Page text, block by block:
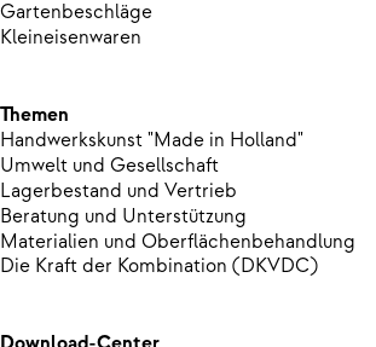
Gartenbeschläge
Kleineisenwaren
Themen
Handwerkskunst "Made in Holland"
Umwelt und Gesellschaft
Lagerbestand und Vertrieb
Beratung und Unterstützung
Materialien und Oberflächenbehandlung
Die Kraft der Kombination (DKVDC)